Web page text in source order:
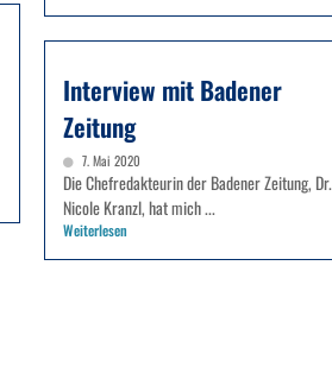
Interview mit Badener
Zeitung
7. Mai 2020
Die Chefredakteurin der Badener Zeitung, Dr.
Nicole Kranzl, hat mich ...
Weiterlesen